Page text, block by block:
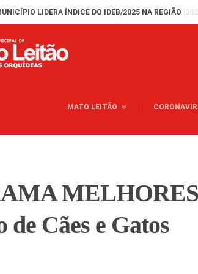
LIDERA ÍNDICE DO IDEB/2025 NA REGIÃO
MATO LEITÃO
de Cães e Gatos